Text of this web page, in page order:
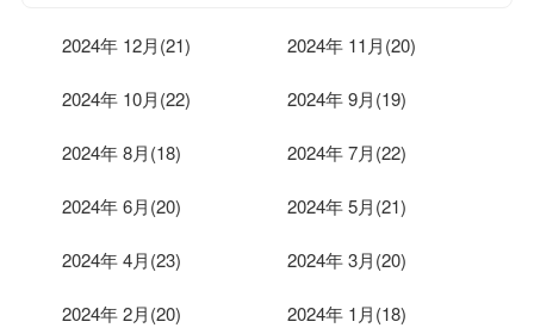
2024年 12月(21) 2024年 11月(20)
2024年 10月(22) 2024年 9月(19)
2024年 8月(18) 2024年 7月(22)
2024年 6月(20) 2024年 5月(21)
2024年 4月(23) 2024年 3月(20)
2024年 2月(20) 2024年 1月(18)